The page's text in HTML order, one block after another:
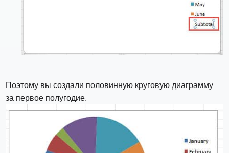
Поэтому вы создали половинную круговую диаграмму
за первое полугодие.